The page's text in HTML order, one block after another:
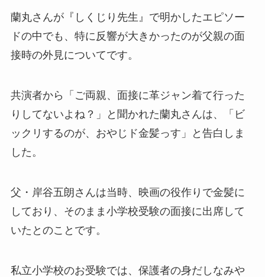
蘭丸さんが『しくじり先生』で明かしたエピソー
ドの中でも、特に反響が大きかったのが父親の面
接時の外見についてです。
共演者から「ご両親、面接に革ジャン着て行った
りしてないよね？」と聞かれた蘭丸さんは、「ビ
ックリするのが、おやじド金髪っす」と告白しま
した。
父・岸谷五朗さんは当時、映画の役作りで金髪に
しており、そのまま小学校受験の面接に出席して
いたとのことです。
私立小学校のお受験では、保護者の身だしなみや